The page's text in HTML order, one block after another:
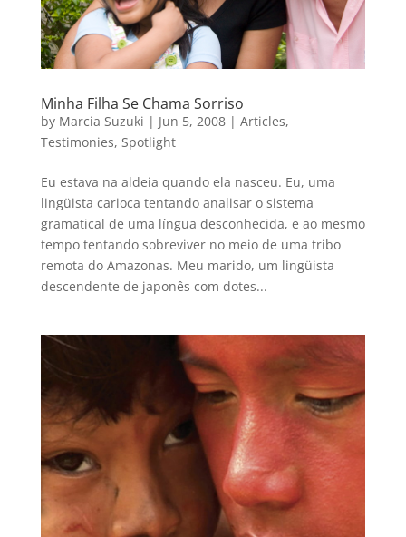
Minha Filha Se Chama Sorriso
by Marcia Suzuki | Jun 5, 2008| Articles,
Testimonies, Spotlight
Eu estava na aldeia quando ela nasceu. Eu, uma
lingüista carioca tentando analisar o sistema
gramatical de uma língua desconhecida, e ao mesmo
tempo tentando sobreviver no meio de uma tribo
remota do Amazonas. Meu marido, um lingüista
descendente de japonês com dotes...